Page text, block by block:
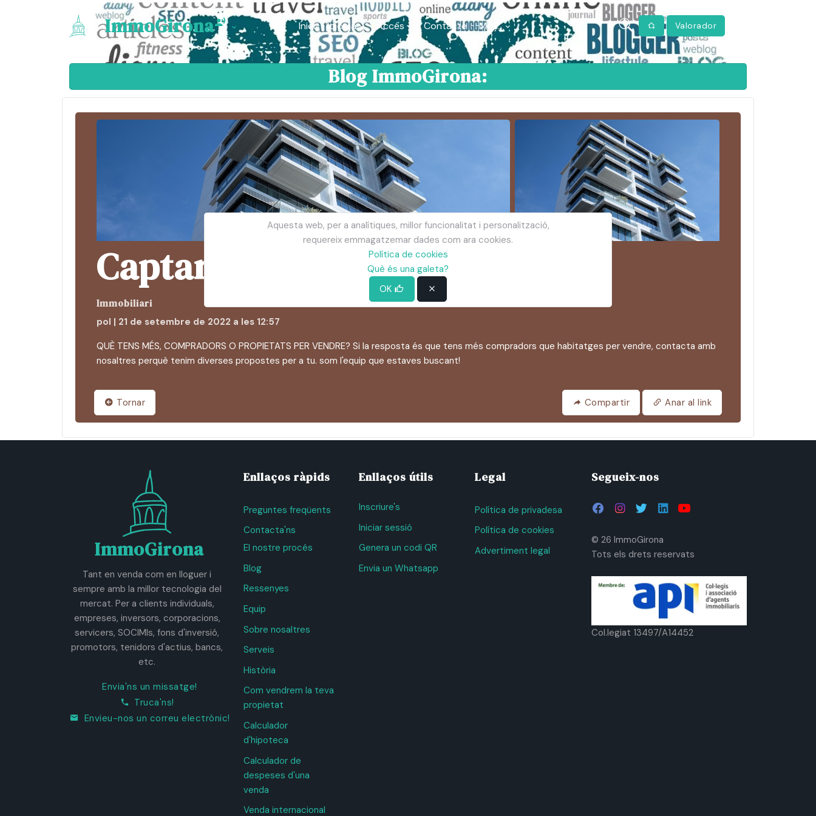
ImmoGirona Inici Idioma Accés Contacte Més... Valorador
Blog ImmoGirona:
Captar propietats
Immobiliari
pol | 21 de setembre de 2022 a les 12:57
QUÈ TENS MÉS, COMPRADORS O PROPIETATS PER VENDRE? Si la resposta és que tens més compradors que habitatges per vendre, contacta amb
nosaltres perquè tenim diverses propostes per a tu. som l'equip que estaves buscant!
Tornar Compartir Anar al link
ImmoGirona
Tant en venda com en lloguer i
sempre amb la millor tecnologia del
mercat. Per a clients individuals,
empreses, inversors, corporacions,
servicers, SOCIMIs, fons d'inversió,
promotors, tenidors d'actius, bancs,
etc.
Envia'ns un missatge!
Truca'ns!
Envieu-nos un correu electrònic!
Enllaços ràpids
Preguntes freqüents
Contacta'ns
El nostre procés
Blog
Ressenyes
Equip
Sobre nosaltres
Serveis
Història
Com vendrem la teva
propietat
Calculador
d'hipoteca
Calculador de
despeses d'una
venda
Venda internacional
Enllaços útils
Inscriure's
Iniciar sessió
Genera un codi QR
Envia un Whatsapp
Legal
Política de privadesa
Política de cookies
Advertiment legal
Segueix-nos
© 26 ImmoGirona
Tots els drets reservats
Col.legiat 13497/A14452
Aquesta web, per a analítiques, millor funcionalitat i personalització,
requereix emmagatzemar dades com ara cookies.
Política de cookies
Què és una galeta?
OK